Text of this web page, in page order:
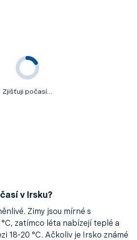
Zjišťuji počasí…
v Irsku?
Zimy jsou mírné s
zatímco léta nabízejí teplé a
18-20 °C. Ačkoliv je Irsko známé